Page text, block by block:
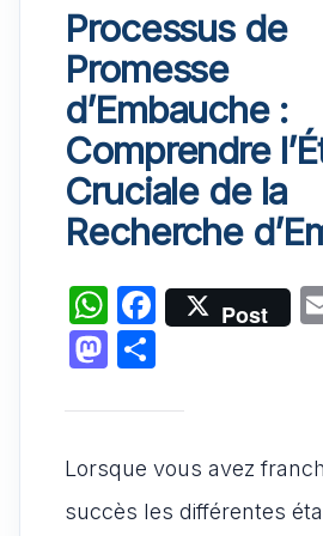
Processus de
Promesse
d’Embauche :
Comprendre
Cruciale de la
Recherche
W
h
at
s
A
p
F
a
e
b
o
Post
M
st
o
d
ta
g
er
Lorsque vous avez
succès les différentes